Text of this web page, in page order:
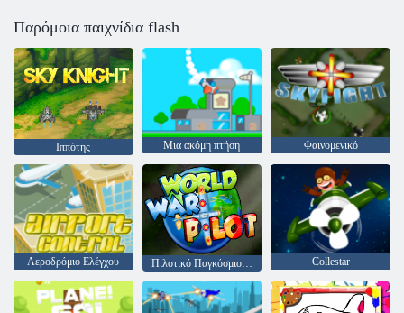
Παρόμοια παιχνίδια flash
Ιππότης Μια ακόμη πτήση Φαινομενικό
Αεροδρόμιο Ελέγχου Πιλοτικό Παγκόσμιο Πόλεμο Collestar